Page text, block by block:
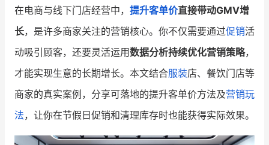
品牌消费观 行业报告
新零售资讯
培训课程
私域课程 新零售内参
在电商与线下门店经营中， 提升客单价直接带动GMV增
长，是许多商家关注的营销核心。你不仅需要通过促销活
动吸引顾客，还要灵活运用数据分析持续优化营销策略，
才能实现生意的长期增长。本文结合服装店、餐饮门店等
商家的真实案例，分享可落地的提升客单价方法及营销玩
法，让你在节假日促销和清理库存时也能获得实际效果。